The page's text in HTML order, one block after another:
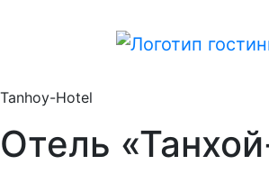
Tanhoy-Hotel
Отель